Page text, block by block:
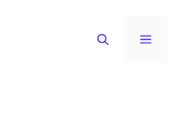
MENU